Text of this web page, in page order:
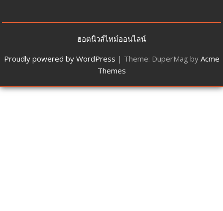
ฮอตนิวส์ไทม์ออนไลน์
Proudly powered by WordPress | Theme: DuperMag by Acme
Themes